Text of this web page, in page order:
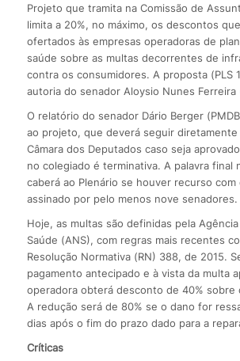
Projeto que tramita na Comissão de
limita a 20%, no máximo, os descontos
ofertados às empresas operadoras de
saúde sobre as multas decorrentes de
contra os consumidores. A proposta (PLS
autoria do senador Aloysio Nunes Ferreira
O relatório do senador Dário Berger
ao projeto, que deverá seguir diretamente
Câmara dos Deputados caso seja
no colegiado é terminativa. A palavra final
caberá ao Plenário se houver recurso com
assinado por pelo menos nove senadores.
Hoje, as multas são definidas pela
Saúde (ANS), com regras mais recentes
Resolução Normativa (RN) 388, de 2015.
pagamento antecipado e à vista da multa
operadora obterá desconto de 40% sobre
A redução será de 80% se o dano for
dias após o fim do prazo dado para a
Críticas